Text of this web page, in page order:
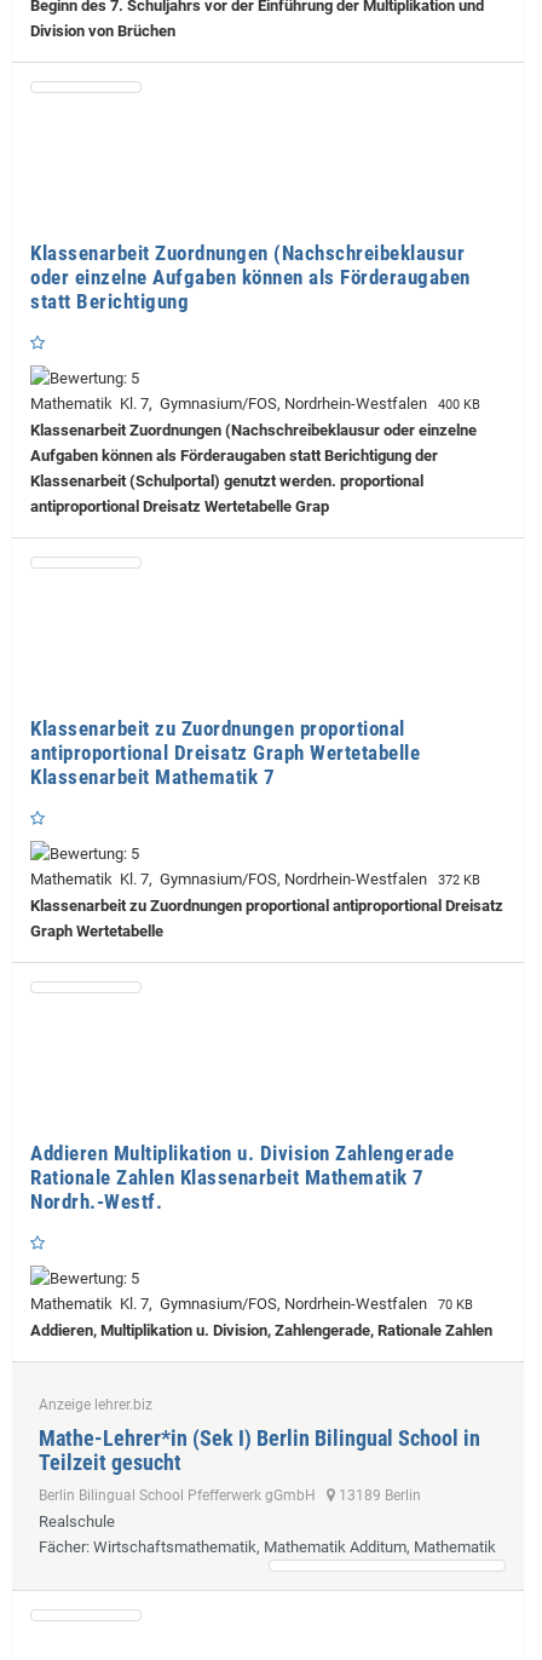
Beginn des 7. Schuljahrs vor der Einführung der Multiplikation und
Division von Brüchen
Klassenarbeit Zuordnungen (Nachschreibeklausur
oder einzelne Aufgaben können als Förderaugaben
statt Berichtigung
Mathematik Kl. 7, Gymnasium/FOS, Nordrhein-Westfalen 400 KB
Klassenarbeit Zuordnungen (Nachschreibeklausur oder einzelne
Aufgaben können als Förderaugaben statt Berichtigung der
Klassenarbeit (Schulportal) genutzt werden. proportional
antiproportional Dreisatz Wertetabelle Grap
Klassenarbeit zu Zuordnungen proportional
antiproportional Dreisatz Graph Wertetabelle
Klassenarbeit Mathematik 7
Mathematik Kl. 7, Gymnasium/FOS, Nordrhein-Westfalen 372 KB
Klassenarbeit zu Zuordnungen proportional antiproportional Dreisatz
Graph Wertetabelle
Addieren Multiplikation u. Division Zahlengerade
Rationale Zahlen Klassenarbeit Mathematik 7
Nordrh.-Westf.
Mathematik Kl. 7, Gymnasium/FOS, Nordrhein-Westfalen 70 KB
Addieren, Multiplikation u. Division, Zahlengerade, Rationale Zahlen
Anzeige lehrer.biz
Mathe-Lehrer*in (Sek I) Berlin Bilingual School in
Teilzeit gesucht
Berlin Bilingual School Pfefferwerk gGmbH 13189 Berlin
Realschule
Fächer: Wirtschaftsmathematik, Mathematik Additum, Mathematik